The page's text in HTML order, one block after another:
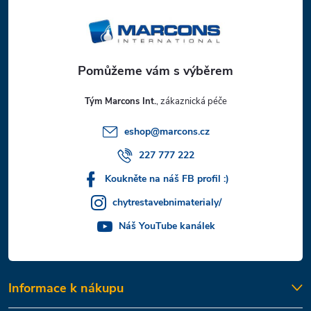
Tým Marcons Int.
eshop@marcons.cz
227 777 222
Koukněte na náš FB profil :)
chytrestavebnimaterialy/
Náš YouTube kanálek
Informace k nákupu